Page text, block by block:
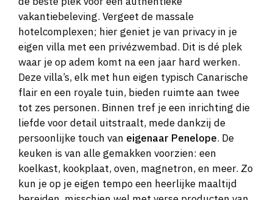
vakantiebeleving. Vergeet de massale
hotelcomplexen; hier geniet je van privacy in je
eigen villa met een privézwembad. Dit is dé plek
waar je op adem komt na een jaar hard werken.
Deze villa’s, elk met hun eigen typisch Canarische
flair en een royale tuin, bieden ruimte aan twee
tot zes personen. Binnen tref je een inrichting die
liefde voor detail uitstraalt, mede dankzij de
persoonlijke touch van eigenaar Penelope. De
keuken is van alle gemakken voorzien: een
koelkast, kookplaat, oven, magnetron, en meer. Zo
kun je op je eigen tempo een heerlijke maaltijd